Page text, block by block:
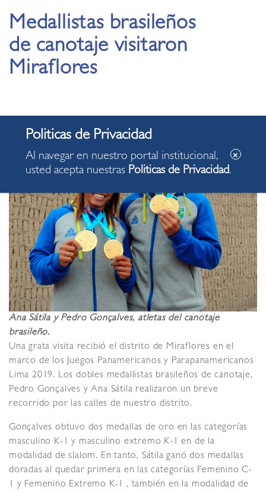
Medallistas brasileños
de canotaje visitaron
Miraflores
Ana Sátila y Pedro Gonçalves, atletas del canotaje
brasileño.
Una grata visita recibió el distrito de Miraflores en el
marco de los Juegos Panamericanos y Parapanamericanos
Lima 2019. Los dobles medallistas brasileños de canotaje,
Pedro Gonçalves y Ana Sátila realizaron un breve
recorrido por las calles de nuestro distrito.
Gonçalves obtuvo dos medallas de oro en las categorías
masculino K-1 y masculino extremo K-1 en de la
modalidad de slalom. En tanto, Sátila ganó dos medallas
doradas al quedar primera en las categorías Femenino C-
1 y Femenino Extremo K-1 , también en la modalidad de
Al navegar en nuestro portal institucional,
usted acepta nuestras Politicas de Privacidad.